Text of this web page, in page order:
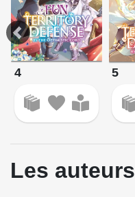
Source : Meian
4 5
Les auteurs